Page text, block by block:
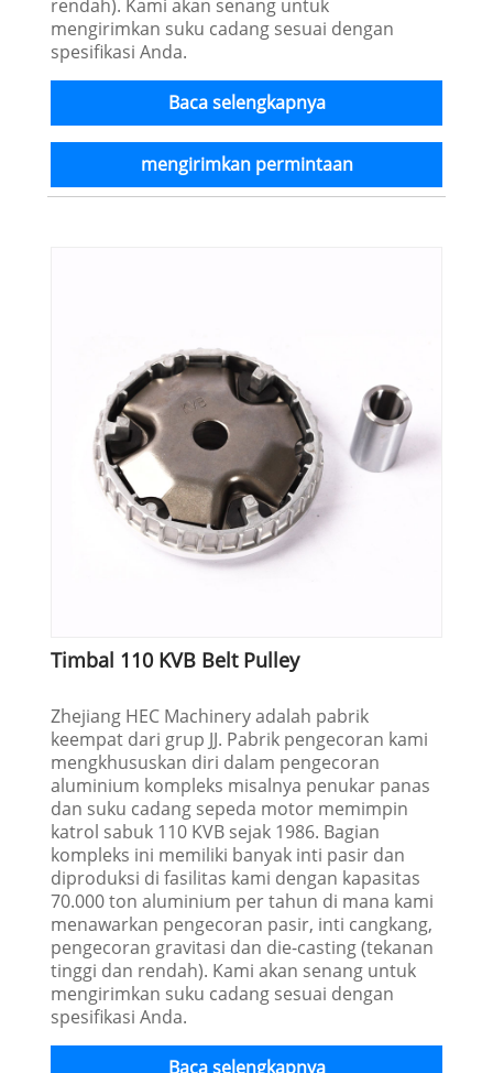
rendah). Kami akan senang untuk
mengirimkan suku cadang sesuai dengan
spesifikasi Anda.
Baca selengkapnya
mengirimkan permintaan
Timbal 110 KVB Belt Pulley
Zhejiang HEC Machinery adalah pabrik
keempat dari grup JJ. Pabrik pengecoran kami
mengkhususkan diri dalam pengecoran
aluminium kompleks misalnya penukar panas
dan suku cadang sepeda motor memimpin
katrol sabuk 110 KVB sejak 1986. Bagian
kompleks ini memiliki banyak inti pasir dan
diproduksi di fasilitas kami dengan kapasitas
70.000 ton aluminium per tahun di mana kami
menawarkan pengecoran pasir, inti cangkang,
pengecoran gravitasi dan die-casting (tekanan
tinggi dan rendah). Kami akan senang untuk
mengirimkan suku cadang sesuai dengan
spesifikasi Anda.
Baca selengkapnya